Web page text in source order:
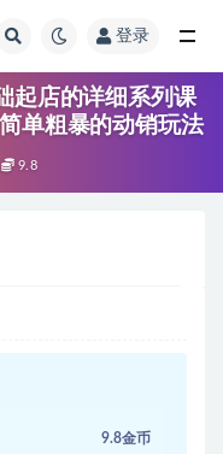
登录
起店的详细系列课
单粗暴的动销玩法
9.8
9.8金币